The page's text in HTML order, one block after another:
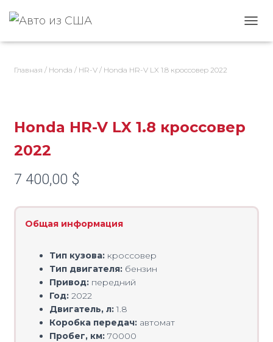
Главная / Honda / HR-V / Honda HR-V LX 1.8 кроссовер 2022
Honda HR-V LX 1.8 кроссовер
2022
7 400,00 $
Общая информация
Тип кузова: кроссовер
Тип двигателя: бензин
Привод: передний
Год: 2022
Двигатель, л:1.8
Коробка передач: автомат
Пробег, км: 70000